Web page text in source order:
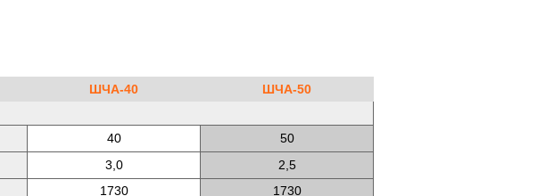
ШЧА-40
ШЧА-50
40
50
3,0
2,5
1730
1730